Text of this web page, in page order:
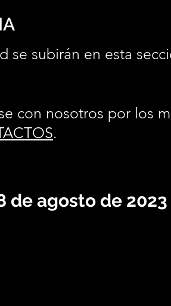
se subirán en esta
con nosotros por los
.
de agosto de 2023